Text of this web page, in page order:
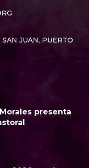
JUAN, PUERTO
presenta